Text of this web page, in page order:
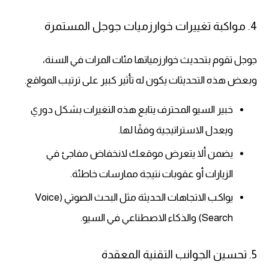
4. مواكبة تغييرات خوارزميات جوجل المستمرة
جوجل تقوم بتحديث خوارزمياتها مئات المرات في السنة،
وبعض هذه التحديثات يكون له تأثير كبير على ترتيب المواقع.
خبير السيو المحترف يتابع هذه التغيرات بشكل دوري
ويعدل الاستراتيجية وفقًا لها.
يضمن ألا يتعرض موقعك لانخفاض مفاجئ في
الزيارات أو عقوبات نتيجة ممارسات خاطئة.
يواكب الاتجاهات الحديثة مثل البحث الصوتي (Voice
Search) والذكاء الاصطناعي في السيو.
5. تحسين الجوانب التقنية المعقدة